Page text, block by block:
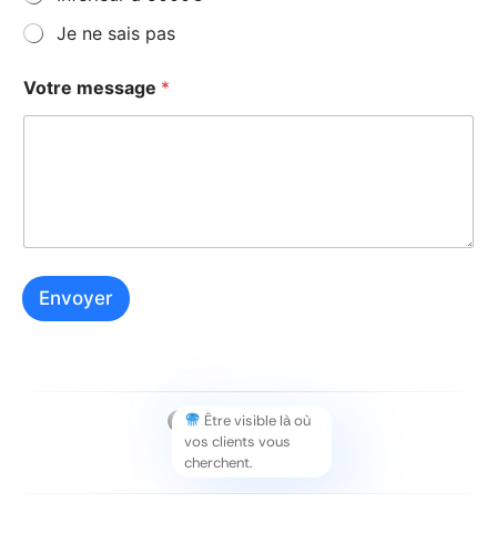
Je ne sais pas
Votre message *
Envoyer
Être visible là où
vos clients vous
cherchent.